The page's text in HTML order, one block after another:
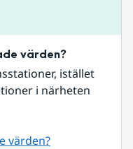
värden?
istället
i närheten
värden?